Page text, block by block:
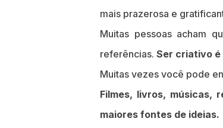
mais prazerosa e
Muitas pessoas acham
referências. Ser criativo é
Muitas vezes você pode
Filmes, livros, músicas,
maiores fontes de ideias.